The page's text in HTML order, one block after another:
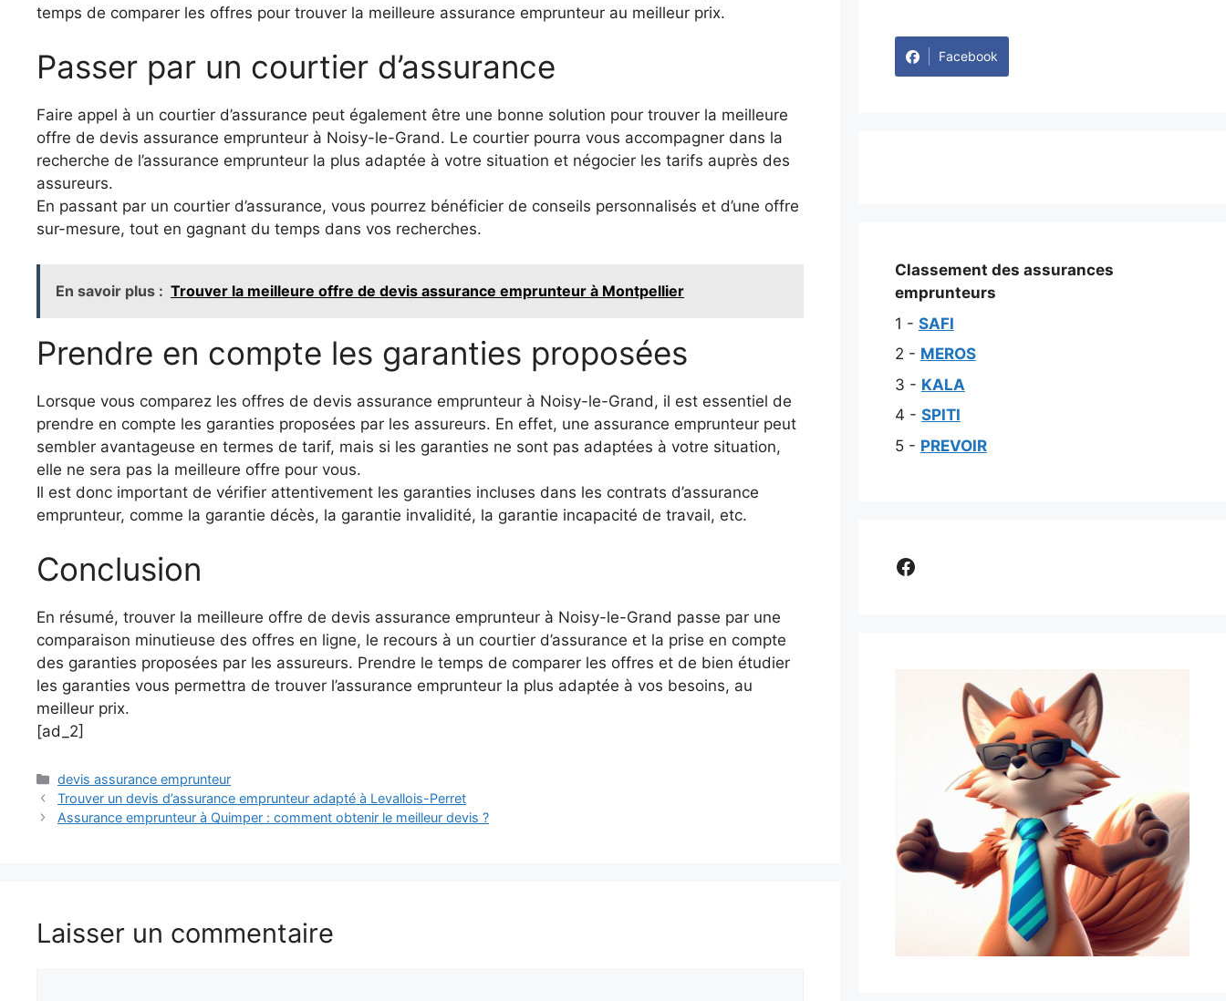
temps de comparer les offres pour trouver la meilleure assurance emprunteur au meilleur prix.
Passer par un courtier d’assurance
Faire appel à un courtier d’assurance peut également être une bonne solution pour trouver la meilleure
offre de devis assurance emprunteur à Noisy-le-Grand. Le courtier pourra vous accompagner dans la
recherche de l’assurance emprunteur la plus adaptée à votre situation et négocier les tarifs auprès des
assureurs.
En passant par un courtier d’assurance, vous pourrez bénéficier de conseils personnalisés et d’une offre
sur-mesure, tout en gagnant du temps dans vos recherches.
En savoir plus : Trouver la meilleure offre de devis assurance emprunteur à Montpellier
Prendre en compte les garanties proposées
Lorsque vous comparez les offres de devis assurance emprunteur à Noisy-le-Grand, il est essentiel de
prendre en compte les garanties proposées par les assureurs. En effet, une assurance emprunteur peut
sembler avantageuse en termes de tarif, mais si les garanties ne sont pas adaptées à votre situation,
elle ne sera pas la meilleure offre pour vous.
Il est donc important de vérifier attentivement les garanties incluses dans les contrats d’assurance
emprunteur, comme la garantie décès, la garantie invalidité, la garantie incapacité de travail, etc.
Conclusion
En résumé, trouver la meilleure offre de devis assurance emprunteur à Noisy-le-Grand passe par une
comparaison minutieuse des offres en ligne, le recours à un courtier d’assurance et la prise en compte
des garanties proposées par les assureurs. Prendre le temps de comparer les offres et de bien étudier
les garanties vous permettra de trouver l’assurance emprunteur la plus adaptée à vos besoins, au
meilleur prix.
[ad_2]
Catégories
devis assurance emprunteur
Trouver un devis d’assurance emprunteur adapté à Levallois-Perret
Assurance emprunteur à Quimper : comment obtenir le meilleur devis ?
Laisser un commentaire
Facebook
Classement des assurances
emprunteurs
1 - SAFI
2 - MEROS
3 - KALA
4 - SPITI
5 - PREVOIR
Comparer assurance